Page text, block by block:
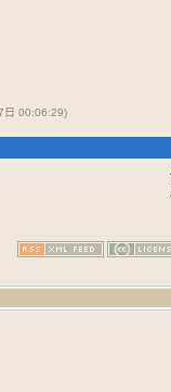
日 00:06:29)